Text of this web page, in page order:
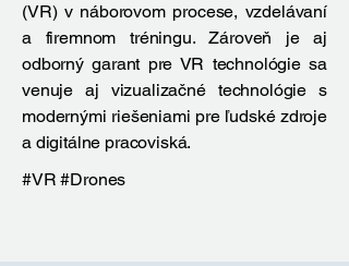
(VR) v náborovom procese, vzdelávaní
a firemnom tréningu. Zároveň je aj
odborný garant pre VR technológie sa
venuje aj vizualizačné technológie s
modernými riešeniami pre ľudské zdroje
a digitálne pracoviská.
#VR #Drones